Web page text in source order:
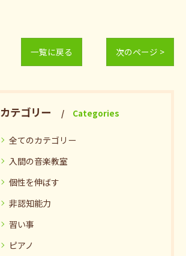
一覧に戻る 次のページ >
カテゴリー Categories
全てのカテゴリー
入間の音楽教室
個性を伸ばす
非認知能力
習い事
ピアノ